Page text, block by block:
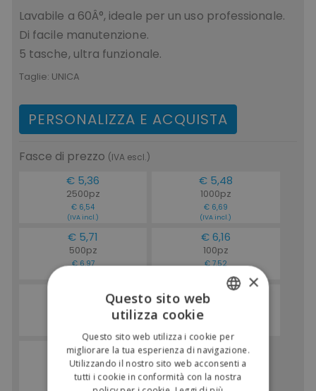
Lavabile a 60Â°, ideale per un uso professionale.
Di facile manutenzione.
5 tasche, ultra funzionale.
Taglie: UNICA
PERSONALIZZA E ACQUISTA
Fasce di prezzo (IVA escl.)
€ 5,36
2500pz
€ 6,54
(IVA incl.)
€ 5,48
1000pz
€ 6,69
(IVA incl.)
€ 5,71
500pz
€ 6,97
€ 6,16
100pz
€ 7,52
€ 9,13
20pz
€ 11,41
1pz
€ 13,92
(IVA incl.)
ENGLISH
×
Questo sito web
utilizza cookie
Questo sito web utilizza i cookie per
migliorare la tua esperienza di navigazione.
Utilizzando il nostro sito web acconsenti a
tutti i cookie in conformità con la nostra